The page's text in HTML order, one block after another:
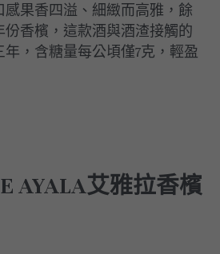
感果香四溢、細緻而高雅，餘
香檳，這款酒與酒渣接觸的
，含糖量每公頃僅7克，輕盈
AYALA艾雅拉香檳